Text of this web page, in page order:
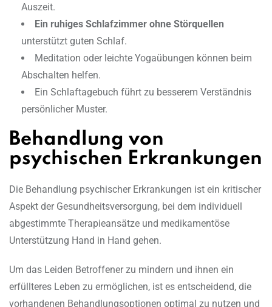
Auszeit.
Ein ruhiges Schlafzimmer ohne Störquellen
unterstützt guten Schlaf.
Meditation oder leichte Yogaübungen können beim
Abschalten helfen.
Ein Schlaftagebuch führt zu besserem Verständnis
persönlicher Muster.
Behandlung von
psychischen Erkrankungen
Die Behandlung psychischer Erkrankungen ist ein kritischer
Aspekt der Gesundheitsversorgung, bei dem individuell
abgestimmte Therapieansätze und medikamentöse
Unterstützung Hand in Hand gehen.
Um das Leiden Betroffener zu mindern und ihnen ein
erfüllteres Leben zu ermöglichen, ist es entscheidend, die
vorhandenen Behandlungsoptionen optimal zu nutzen und